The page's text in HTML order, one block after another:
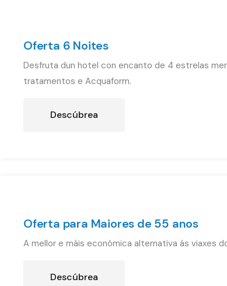
Oferta 6 Noites
Desfruta dun hotel con encanto de 4 estrelas
tratamentos e Acquaform.
Descúbrea
Oferta para Maiores de 55 anos
A mellor e máis económica alternativa ás viaxes do
Descúbrea